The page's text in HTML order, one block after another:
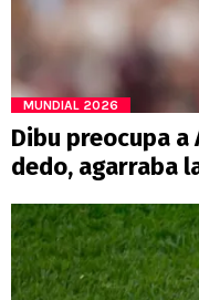
MUNDIAL 2026
Dibu preocupa
dedo, agarraba